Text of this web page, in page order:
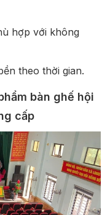
hợp với không
theo thời gian.
bàn ghế hội
cấp